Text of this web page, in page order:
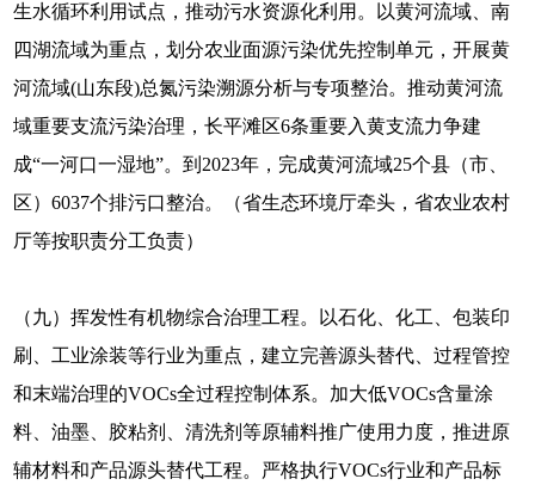
生水循环利用试点，推动污水资源化利用。以黄河流域、南
四湖流域为重点，划分农业面源污染优先控制单元，开展黄
河流域(山东段)总氮污染溯源分析与专项整治。推动黄河流
域重要支流污染治理，长平滩区6条重要入黄支流力争建
成“一河口一湿地”。到2023年，完成黄河流域25个县（市、
区）6037个排污口整治。（省生态环境厅牵头，省农业农村
厅等按职责分工负责）
（九）挥发性有机物综合治理工程。以石化、化工、包装印
刷、工业涂装等行业为重点，建立完善源头替代、过程管控
和末端治理的VOCs全过程控制体系。加大低VOCs含量涂
料、油墨、胶粘剂、清洗剂等原辅料推广使用力度，推进原
辅材料和产品源头替代工程。严格执行VOCs行业和产品标